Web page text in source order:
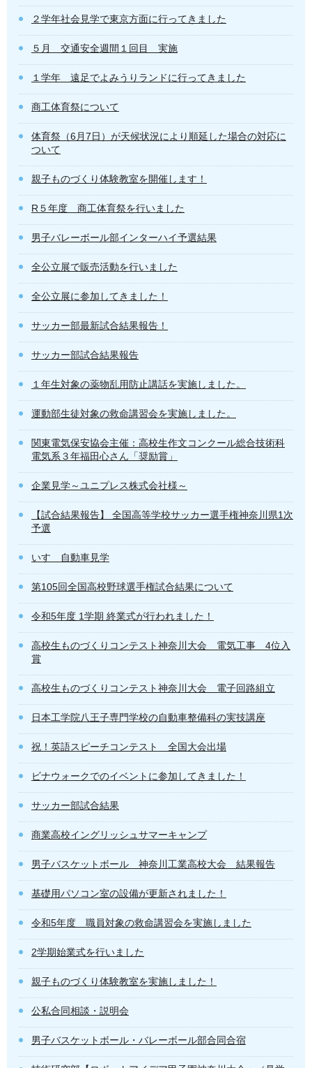
２学年社会見学で東京方面に行ってきました
５月 交通安全週間１回目 実施
１学年 遠足でよみうりランドに行ってきました
商工体育祭について
体育祭（6月7日）が天候状況により順延した場合の対応に
ついて
親子ものづくり体験教室を開催します！
R５年度 商工体育祭を行いました
男子バレーボール部インターハイ予選結果
全公立展で販売活動を行いました
全公立展に参加してきました！
サッカー部最新試合結果報告！
サッカー部試合結果報告
１年生対象の薬物乱用防止講話を実施しました。
運動部生徒対象の救命講習会を実施しました。
関東電気保安協会主催：高校生作文コンクール総合技術科
電気系３年福田心さん「奨励賞」
企業見学～ユニプレス株式会社様～
【試合結果報告】 全国高等学校サッカー選手権神奈川県1次
予選
いすゞ自動車見学
第105回全国高校野球選手権試合結果について
令和5年度 1学期 終業式が行われました！
高校生ものづくりコンテスト神奈川大会 電気工事 4位入
賞
高校生ものづくりコンテスト神奈川大会 電子回路組立
日本工学院八王子専門学校の自動車整備科の実技講座
祝！英語スピーチコンテスト 全国大会出場
ビナウォークでのイベントに参加してきました！
サッカー部試合結果
商業高校イングリッシュサマーキャンプ
男子バスケットボール 神奈川工業高校大会 結果報告
基礎用パソコン室の設備が更新されました！
令和5年度 職員対象の救命講習会を実施しました
2学期始業式を行いました
親子ものづくり体験教室を実施しました！
公私合同相談・説明会
男子バスケットボール・バレーボール部合同合宿